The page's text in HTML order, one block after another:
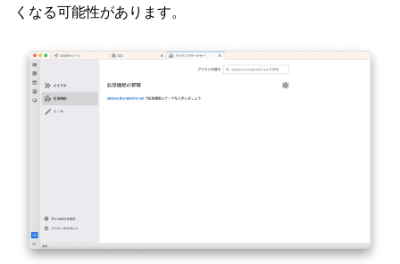
くなる可能性があります。